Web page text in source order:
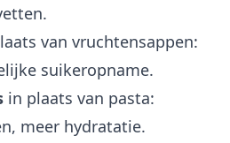
van vruchtensappen:
suikeropname.
in plaats van pasta:
meer hydratatie.